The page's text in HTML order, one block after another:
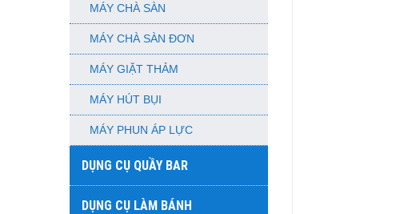
MÁY CHÀ SÀN
MÁY CHÀ SÀN ĐƠN
MÁY GIẶT THẢM
MÁY HÚT BỤI
MÁY PHUN ÁP LỰC
DỤNG CỤ QUẦY BAR
DỤNG CỤ LÀM BÁNH